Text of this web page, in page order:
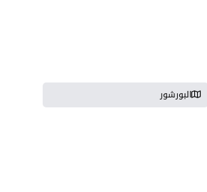
البورشور